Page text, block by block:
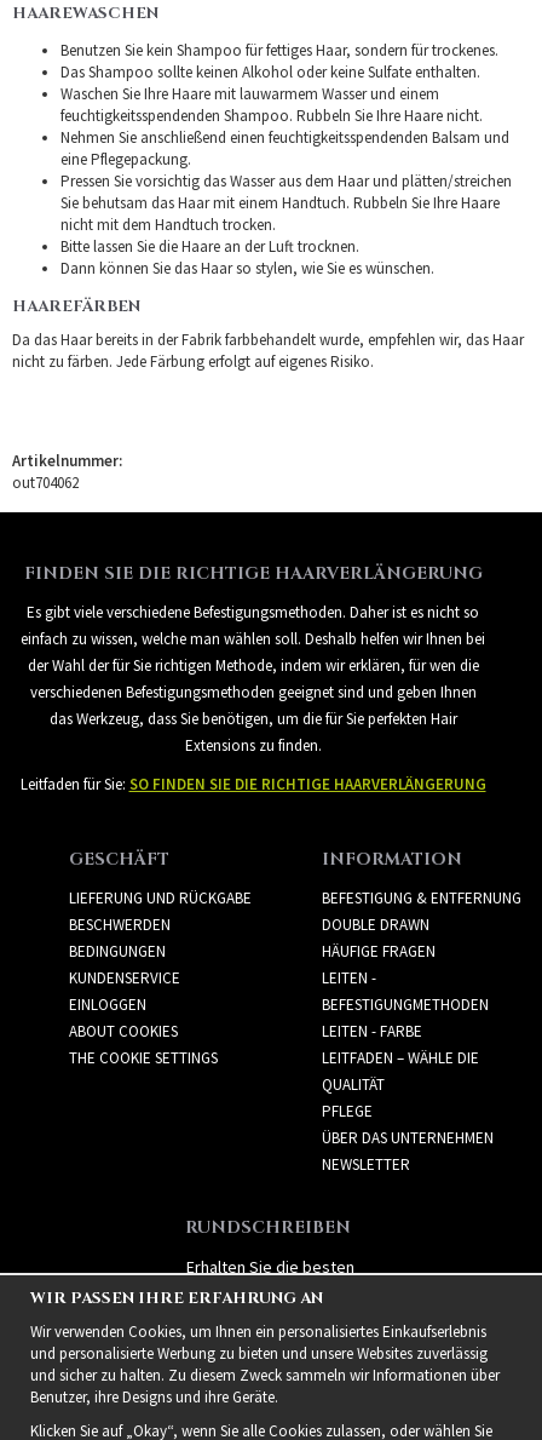
HAAREWASCHEN
Benutzen Sie kein Shampoo für fettiges Haar, sondern für trockenes.
Das Shampoo sollte keinen Alkohol oder keine Sulfate enthalten.
Waschen Sie Ihre Haare mit lauwarmem Wasser und einem
feuchtigkeitsspendenden Shampoo. Rubbeln Sie Ihre Haare nicht.
Nehmen Sie anschließend einen feuchtigkeitsspendenden Balsam und
eine Pflegepackung.
Pressen Sie vorsichtig das Wasser aus dem Haar und plätten/streichen
Sie behutsam das Haar mit einem Handtuch. Rubbeln Sie Ihre Haare
nicht mit dem Handtuch trocken.
Bitte lassen Sie die Haare an der Luft trocknen.
Dann können Sie das Haar so stylen, wie Sie es wünschen.
HAAREFÄRBEN
Da das Haar bereits in der Fabrik farbbehandelt wurde, empfehlen wir, das Haar
nicht zu färben. Jede Färbung erfolgt auf eigenes Risiko.
Artikelnummer:
out704062
FINDEN SIE DIE RICHTIGE HAARVERLÄNGERUNG
Es gibt viele verschiedene Befestigungsmethoden. Daher ist es nicht so
einfach zu wissen, welche man wählen soll. Deshalb helfen wir Ihnen bei
der Wahl der für Sie richtigen Methode, indem wir erklären, für wen die
verschiedenen Befestigungsmethoden geeignet sind und geben Ihnen
das Werkzeug, dass Sie benötigen, um die für Sie perfekten Hair
Extensions zu finden.
Leitfaden für Sie: SO FINDEN SIE DIE RICHTIGE HAARVERLÄNGERUNG
GESCHÄFT
LIEFERUNG UND RÜCKGABE
BESCHWERDEN
BEDINGUNGEN
KUNDENSERVICE
EINLOGGEN
ABOUT COOKIES
THE COOKIE SETTINGS
INFORMATION
BEFESTIGUNG & ENTFERNUNG
DOUBLE DRAWN
HÄUFIGE FRAGEN
LEITEN -
BEFESTIGUNGMETHODEN
LEITEN - FARBE
LEITFADEN – WÄHLE DIE
QUALITÄT
PFLEGE
ÜBER DAS UNTERNEHMEN
NEWSLETTER
RUNDSCHREIBEN
Erhalten Sie die besten
Angebote und spannende
neue Produkte!
WIR PASSEN IHRE ERFAHRUNG AN
Wir verwenden Cookies, um Ihnen ein personalisiertes Einkaufserlebnis
und personalisierte Werbung zu bieten und unsere Websites zuverlässig
und sicher zu halten. Zu diesem Zweck sammeln wir Informationen über
Benutzer, ihre Designs und ihre Geräte.
Klicken Sie auf „Okay“, wenn Sie alle Cookies zulassen, oder wählen Sie